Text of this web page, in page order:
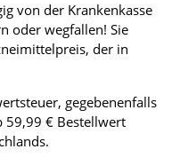
von der Krankenkasse
oder wegfallen! Sie
der in
gegebenenfalls
59,99 € Bestellwert